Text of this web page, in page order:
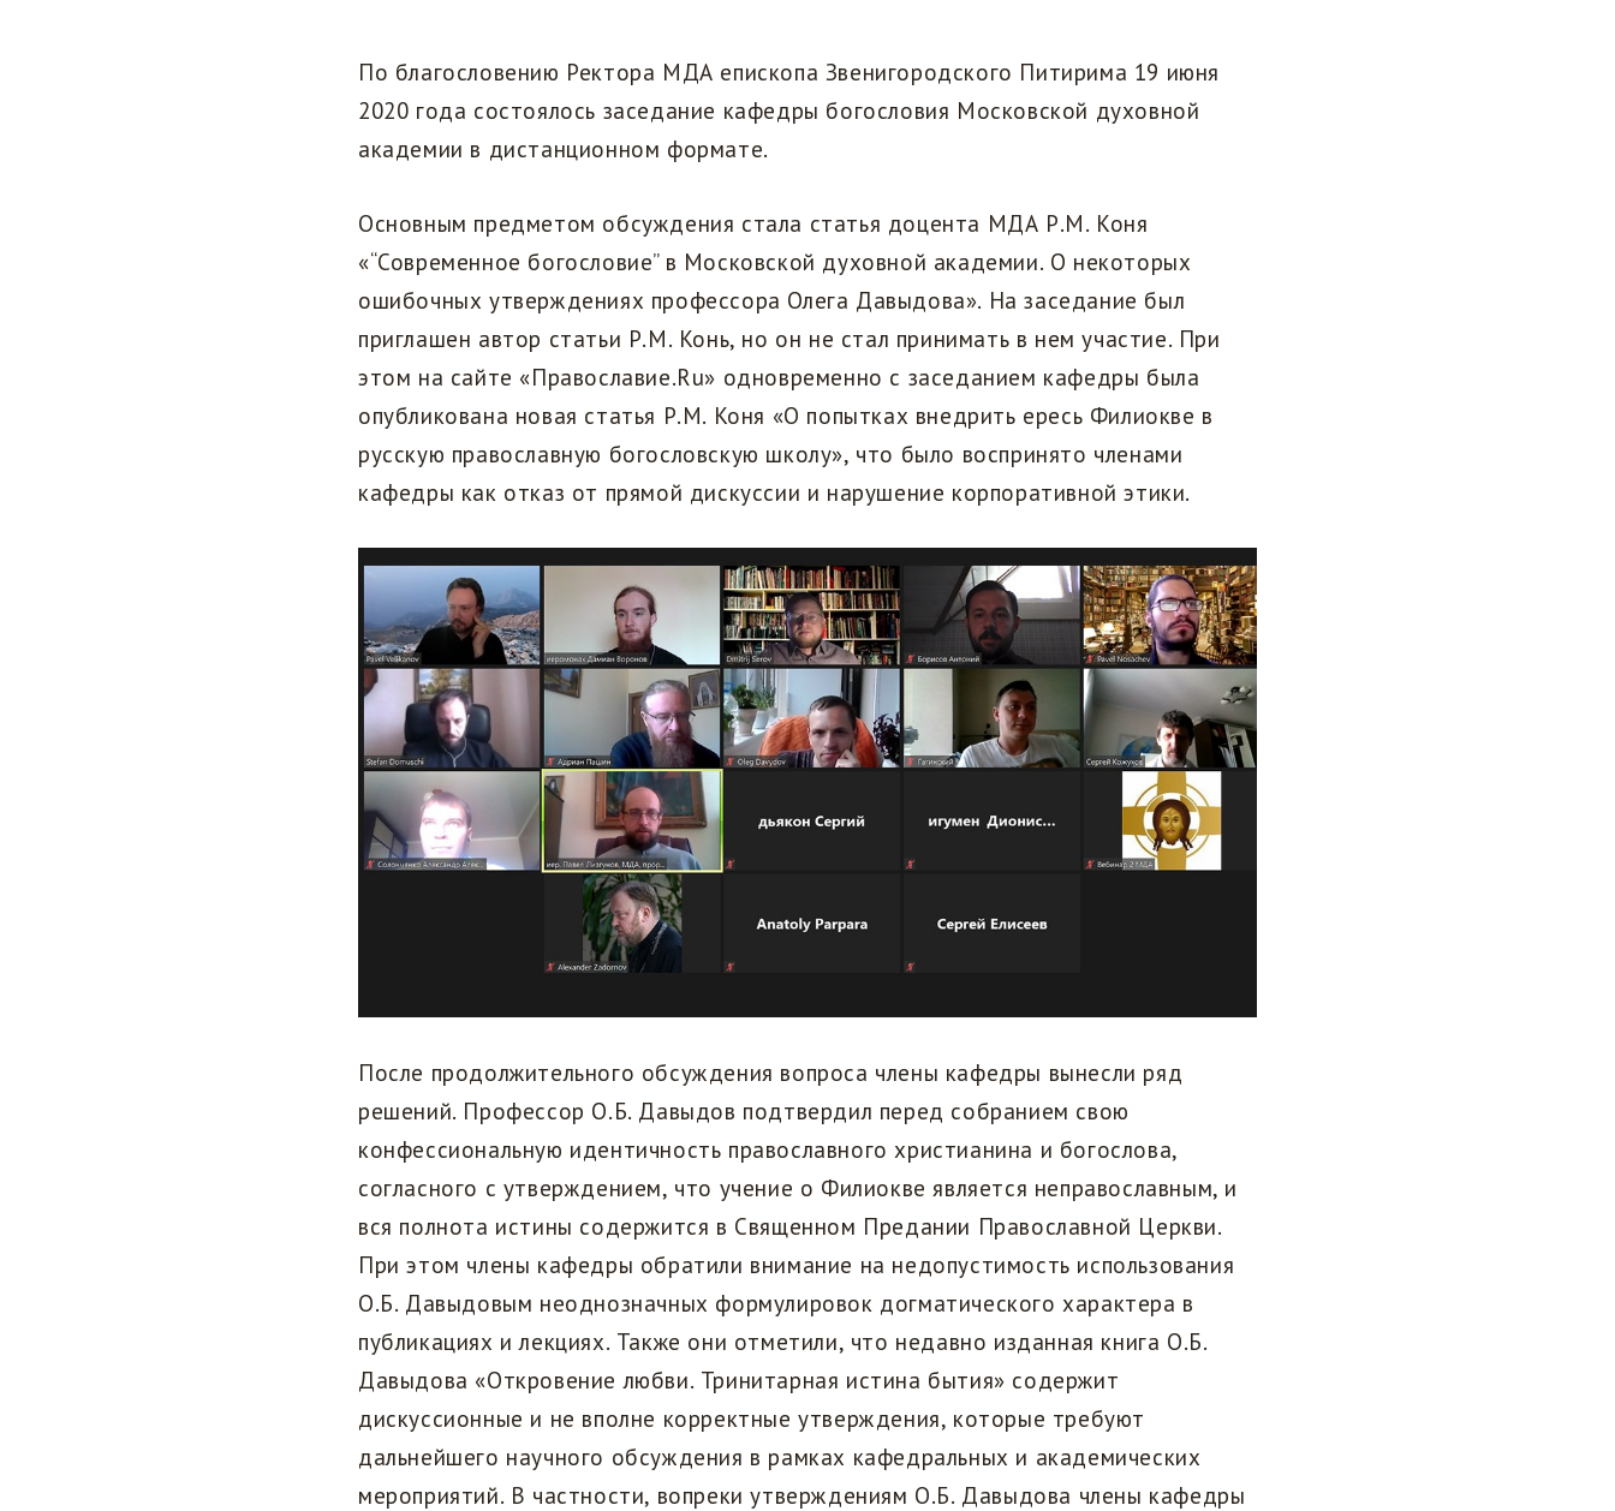
По благословению Ректора МДА епископа Звенигородского Питирима 19 июня
2020 года состоялось заседание кафедры богословия Московской духовной
академии в дистанционном формате.
Основным предметом обсуждения стала статья доцента МДА Р.М. Коня
«“Современное богословие” в Московской духовной академии. О некоторых
ошибочных утверждениях профессора Олега Давыдова». На заседание был
приглашен автор статьи Р.М. Конь, но он не стал принимать в нем участие. При
этом на сайте «Православие.Ru» одновременно с заседанием кафедры была
опубликована новая статья Р.М. Коня «О попытках внедрить ересь Филиокве в
русскую православную богословскую школу», что было воспринято членами
кафедры как отказ от прямой дискуссии и нарушение корпоративной этики.
После продолжительного обсуждения вопроса члены кафедры вынесли ряд
решений. Профессор О.Б. Давыдов подтвердил перед собранием свою
конфессиональную идентичность православного христианина и богослова,
согласного с утверждением, что учение о Филиокве является неправославным, и
вся полнота истины содержится в Священном Предании Православной Церкви.
При этом члены кафедры обратили внимание на недопустимость использования
О.Б. Давыдовым неоднозначных формулировок догматического характера в
публикациях и лекциях. Также они отметили, что недавно изданная книга О.Б.
Давыдова «Откровение любви. Тринитарная истина бытия» содержит
дискуссионные и не вполне корректные утверждения, которые требуют
дальнейшего научного обсуждения в рамках кафедральных и академических
мероприятий. В частности, вопреки утверждениям О.Б. Давыдова члены кафедры